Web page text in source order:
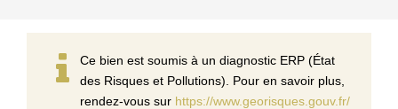
Ce bien est soumis à un diagnostic ERP (État
des Risques et Pollutions). Pour en savoir plus,
rendez-vous sur https://www.georisques.gouv.fr/